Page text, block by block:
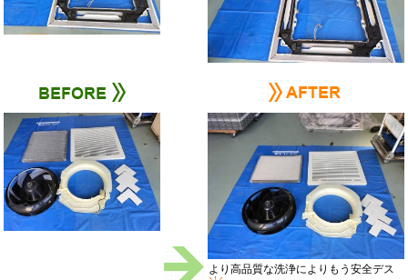
より高品質な洗浄によりもう安全デス